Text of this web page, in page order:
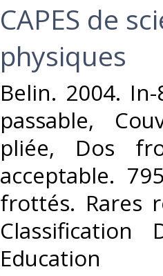
‎CAPES de
physiques‎
‎Belin. 2004.
passable,
pliée, Dos
acceptable.
frottés. Rares
Classification
Education‎